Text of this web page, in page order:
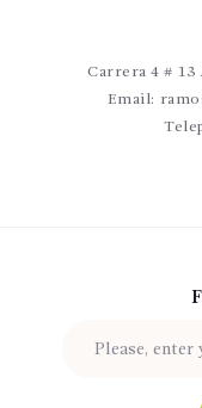
Carrera 4 # 13
Email: